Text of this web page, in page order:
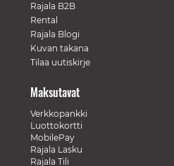
Rajala B2B
Rental
Rajala Blogi
Kuvan takana
Tilaa uutiskirje
Maksutavat
Verkkopankki
Luottokortti
MobilePay
Rajala Lasku
Rajala Tili